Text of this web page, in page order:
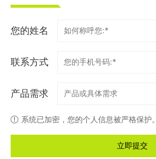
您的姓名
联系方式
产品需求
系统已加密，您的个人信息被严格保护。